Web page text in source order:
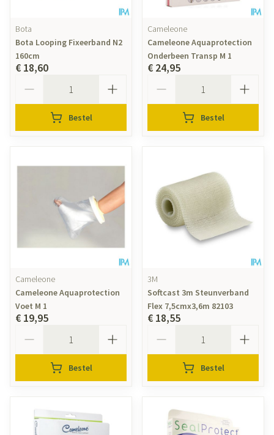
Bota
Bota Looping Fixeerband N2
160cm
€ 18,60
Bestel
Cameleone
Cameleone Aquaprotection
Onderbeen Transp M 1
€ 24,95
Bestel
Cameleone
Cameleone Aquaprotection
Voet M 1
€ 19,95
Bestel
3M
Softcast 3m Steunverband
Flex 7,5cmx3,6m 82103
€ 18,55
Bestel